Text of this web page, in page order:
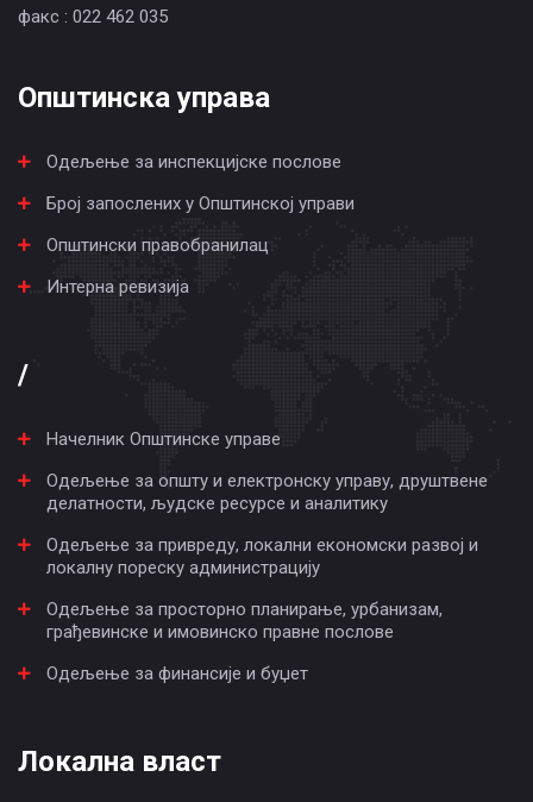
факс : 022 462 035
Општинска управа
Одељење за инспекцијске послове
Број запослених у Општинској управи
Општински правобранилац
Интерна ревизија
/
Начелник Општинске управе
Одељење за општу и електронску управу, друштвене
делатности, људске ресурсе и аналитику
Одељење за привреду, локални економски развој и
локалну пореску администрацију
Одељење за просторно планирање, урбанизам,
грађевинске и имовинско правне послове
Одељење за финансије и буџет
Локална власт